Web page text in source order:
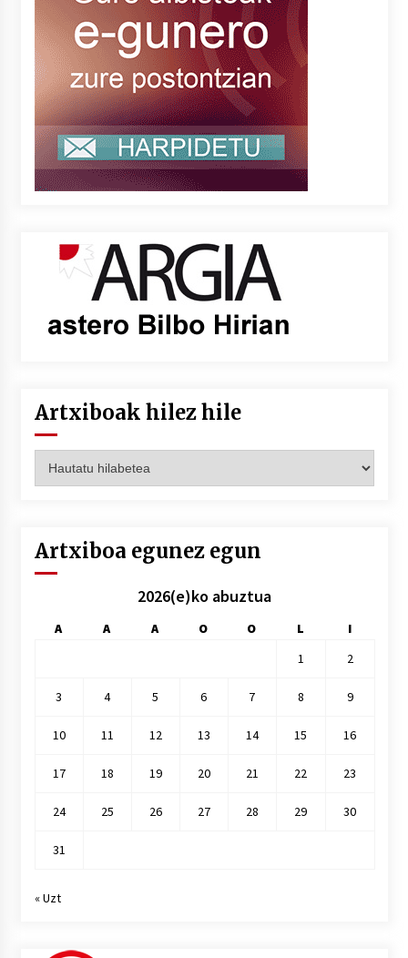
Artxiboak hilez hile
hilez
Artxiboa egunez egun
2026(e)ko abuztua
A A A O O L
I
1
2
3 4 5 6 7 8 9
10 11 12 13 14 15 16
17 18 19 20 21 22 23
24 25 26 27 28 29 30
31
« Uzt